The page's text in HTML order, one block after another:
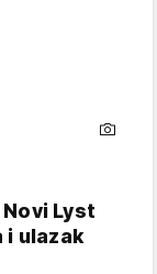
Lyst
i ulazak